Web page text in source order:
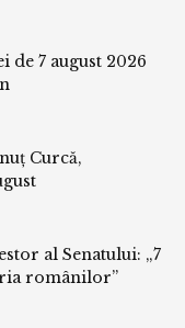
de 7 august 2026
Curcă,
al Senatului: „7
românilor”